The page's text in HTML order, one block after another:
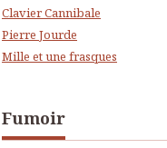
Clavier Cannibale
Pierre Jourde
Mille et une frasques
Fumoir